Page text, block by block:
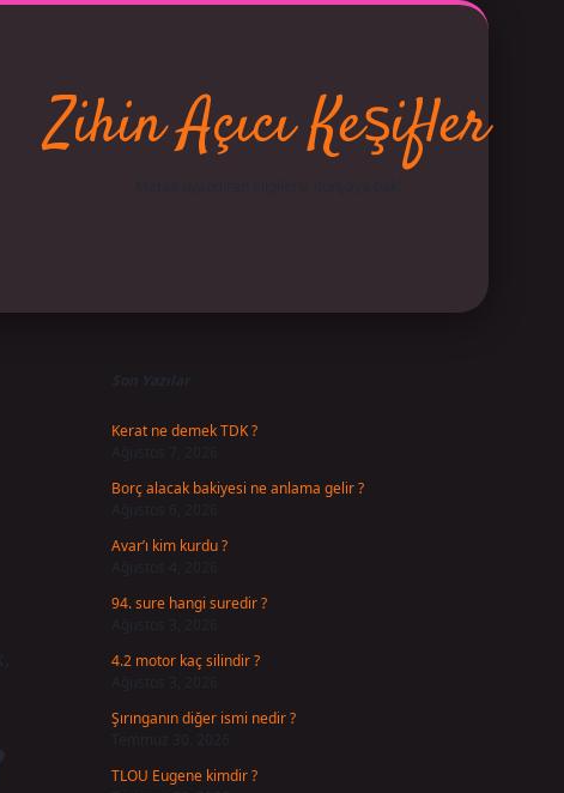
Zihin Açıcı Keşifler
Son Yazılar
Kerat ne demek TDK ?
Borç alacak bakiyesi ne anlama gelir ?
Avar’ı kim kurdu ?
94. sure hangi suredir ?
Ağustos 3, 2026
4.2 motor kaç silindir ?
Ağustos 3, 2026
Şırınganın diğer ismi nedir ?
Temmuz 30, 2026
TLOU Eugene kimdir ?